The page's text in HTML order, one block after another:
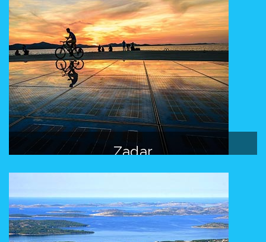
Croatia and a very popular Croatian charter destination!
Zadar